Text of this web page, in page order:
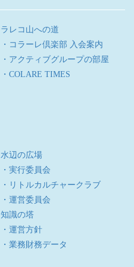
ラレコ山への道
・コラーレ倶楽部 入会案内
・アクティブグループの部屋
・COLARE TIMES
水辺の広場
・実行委員会
・リトルカルチャークラブ
・運営委員会
知識の塔
・運営方針
・業務財務データ